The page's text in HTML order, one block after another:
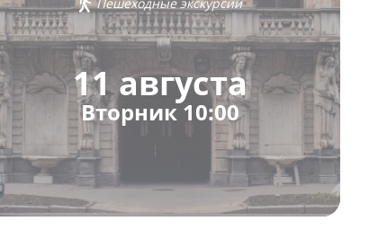
11 августа
Вторник 10:00